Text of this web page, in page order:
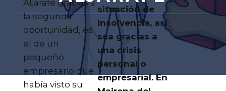
Aljarafe gracias a
la segunda
oportunidad, es
el de un
pequeño
empresario que
había visto su
situación de
insolvencia, así
sea gracias a
una crisis
personal o
empresarial. En